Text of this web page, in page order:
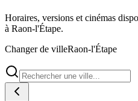
Horaires, versions et cinémas
à Raon-l'Étape.
Changer de villeRaon-l'Étape